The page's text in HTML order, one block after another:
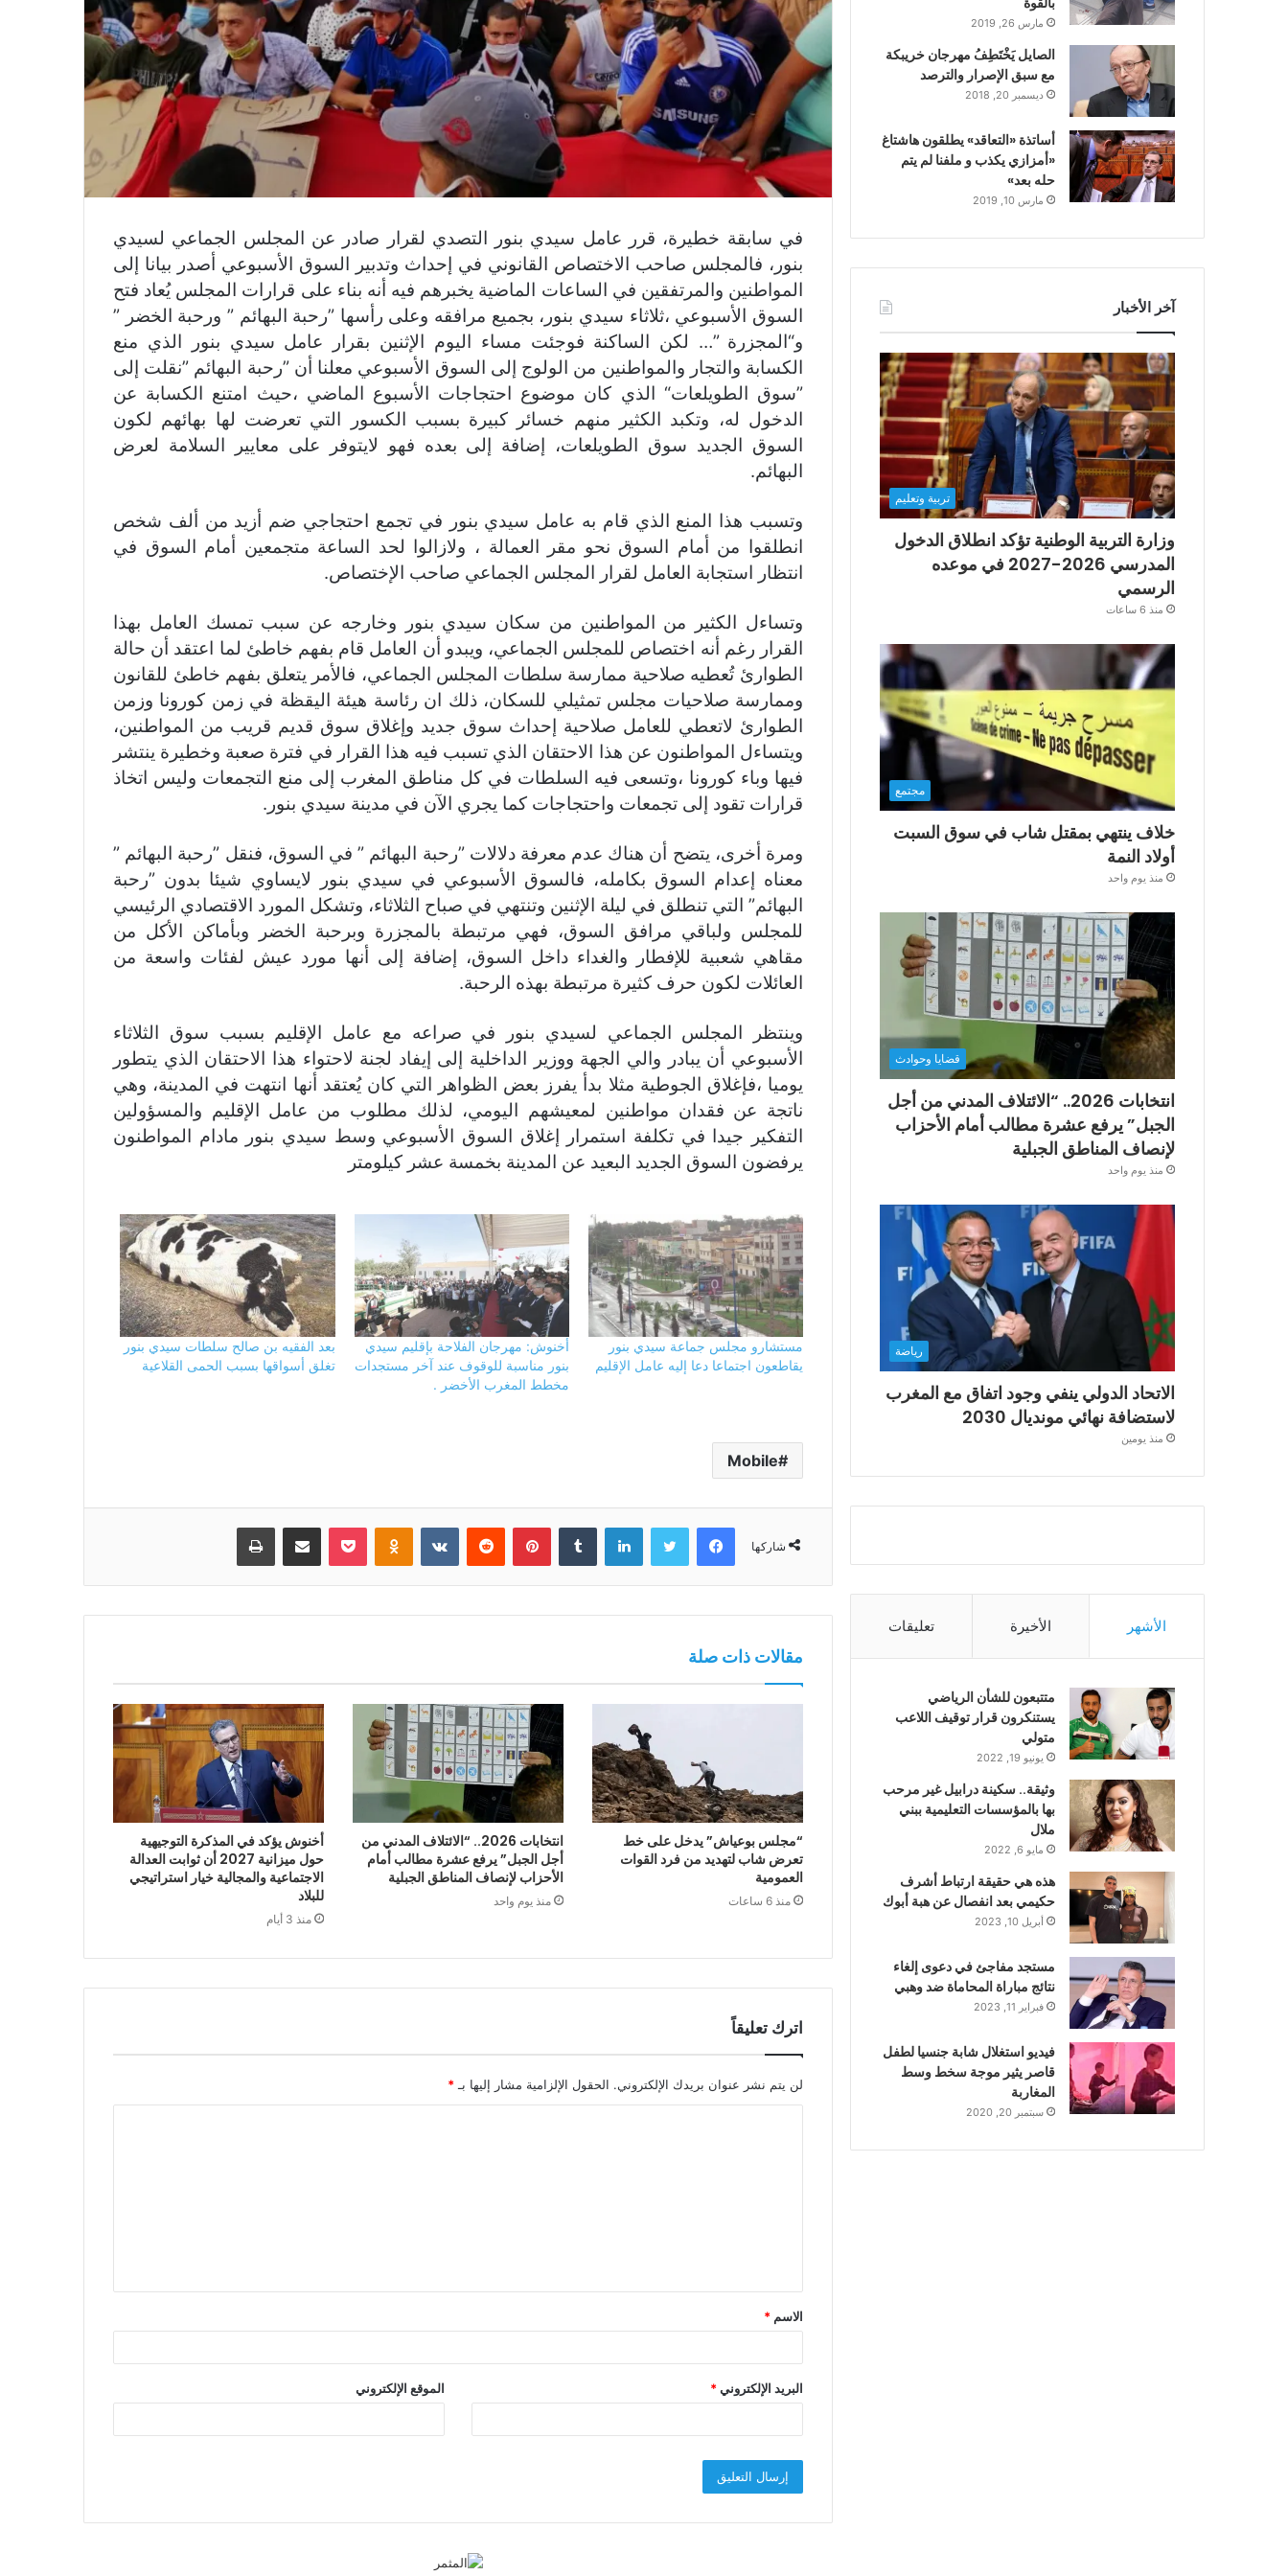
في سابقة خطيرة، قرر عامل سيدي بنور التصدي لقرار صادر عن المجلس الجماعي لسيدي
بنور، فالمجلس صاحب الاختصاص القانوني في إحداث وتدبير السوق الأسبوعي أصدر بيانا إلى
المواطنين والمرتفقين في الساعات الماضية يخبرهم فيه أنه بناء على قرارات المجلس يُعاد فتح
السوق الأسبوعي ،ثلاثاء سيدي بنور، بجميع مرافقه وعلى رأسها ”رحبة البهائم ” ورحبة الخضر ”
و“المجزرة ”… لكن الساكنة فوجئت مساء اليوم الإثنين بقرار عامل سيدي بنور الذي منع
الكسابة والتجار والمواطنين من الولوج إلى السوق الأسبوعي معلنا أن ”رحبة البهائم ”نقلت إلى
”سوق الطويلعات“ الذي كان موضوع احتجاجات الأسبوع الماضي ،حيث امتنع الكسابة عن
الدخول له، وتكبد الكثير منهم خسائر كبيرة بسبب الكسور التي تعرضت لها بهائهم لكون
السوق الجديد سوق الطويلعات، إضافة إلى بعده فهو لايتوفر على معايير السلامة لعرض
البهائم.
وتسبب هذا المنع الذي قام به عامل سيدي بنور في تجمع احتجاجي ضم أزيد من ألف شخص
انطلقوا من أمام السوق نحو مقر العمالة ، ولازالوا لحد الساعة متجمعين أمام السوق في
انتظار استجابة العامل لقرار المجلس الجماعي صاحب الإختصاص.
وتساءل الكثير من المواطنين من سكان سيدي بنور وخارجه عن سبب تمسك العامل بهذا
القرار رغم أنه اختصاص للمجلس الجماعي، ويبدو أن العامل قام بفهم خاطئ لما اعتقد أن حالة
الطوارئ تُعطيه صلاحية ممارسة سلطات المجلس الجماعي، فالأمر يتعلق بفهم خاطئ للقانون
وممارسة صلاحيات مجلس تمثيلي للسكان، ذلك ان رئاسة هيئة اليقظة في زمن كورونا وزمن
الطوارئ لاتعطي للعامل صلاحية إحداث سوق جديد وإغلاق سوق قديم قريب من المواطنين،
ويتساءل المواطنون عن هذا الاحتقان الذي تسبب فيه هذا القرار في فترة صعبة وخطيرة ينتشر
فيها وباء كورونا ،وتسعى فيه السلطات في كل مناطق المغرب إلى منع التجمعات وليس اتخاذ
قرارات تقود إلى تجمعات واحتجاجات كما يجري الآن في مدينة سيدي بنور.
ومرة أخرى، يتضح أن هناك عدم معرفة دلالات ”رحبة البهائم ” في السوق، فنقل ”رحبة البهائم ”
معناه إعدام السوق بكامله، فالسوق الأسبوعي في سيدي بنور لايساوي شيئا بدون ”رحبة
البهائم” التي تنطلق في ليلة الإثنين وتنتهي في صباح الثلاثاء، وتشكل المورد الاقتصادي الرئيسي
للمجلس ولباقي مرافق السوق، فهي مرتبطة بالمجزرة وبرحبة الخضر وبأماكن الأكل من
مقاهي شعبية للإفطار والغداء داخل السوق، إضافة إلى أنها مورد عيش لفئات واسعة من
العائلات لكون حرف كثيرة مرتبطة بهذه الرحبة.
وينتظر المجلس الجماعي لسيدي بنور في صراعه مع عامل الإقليم بسبب سوق الثلاثاء
الأسبوعي أن يبادر والي الجهة ووزير الداخلية إلى إيفاد لجنة لاحتواء هذا الاحتقان الذي يتطور
يوميا ،فإغلاق الجوطية مثلا بدأ يفرز بعض الظواهر التي كان يُعتقد أنها انتهت في المدينة، وهي
ناتجة عن فقدان مواطنين لمعيشهم اليومي، لذلك مطلوب من عامل الإقليم والمسؤولين
التفكير جيدا في تكلفة استمرار إغلاق السوق الأسبوعي وسط سيدي بنور مادام المواطنون
يرفضون السوق الجديد البعيد عن المدينة بخمسة عشر كيلومتر
مستشارو مجلس جماعة سيدي بنور
يقاطعون اجتماعا دعا إليه عامل الإقليم
أخنوش: مهرجان الفلاحة بإقليم سيدي
بنور مناسبة للوقوف عند آخر مستجدات
مخطط المغرب الأخضر .
بعد الفقيه بن صالح سلطات سيدي بنور
تغلق أسواقها بسبب الحمى القلاعية
Mobile
شاركها
فيسبوك تويتر لينكدإن بينتيريست Odnoklassniki
بوكيت مشاركة عبر البريد طباعة
مقالات ذات صلة
“مجلس بوعياش” يدخل على خط
تعرض شاب لتهديد من فرد القوات
العمومية
منذ 6 ساعات
انتخابات 2026.. “الائتلاف المدني من
أجل الجبل” يرفع عشرة مطالب أمام
الأحزاب لإنصاف المناطق الجبلية
منذ يوم واحد
أخنوش يؤكد في المذكرة التوجيهية
حول ميزانية 2027 أن ثوابت العدالة
الاجتماعية والمجالية خيار استراتيجي
للبلاد
منذ 3 أيام
اترك تعليقاً
لن يتم نشر عنوان بريدك الإلكتروني. الحقول الإلزامية مشار إليها بـ*
ق
*
الاسم *
البريد الإلكتروني* الموقع الإلكتروني
مارس 26, 2019
الصايل يَخْتَطِفُ مهرجان خريبكة
مع سبق الإصرار والترصد
ديسمبر 20, 2018
أساتذة «التعاقد» يطلقون هاشتاغ
«أمزازي يكذب و ملفنا لم يتم
حله بعد»
مارس 10, 2019
آخر الأخبار
تربية وتعليم
وزارة التربية الوطنية تؤكد انطلاق الدخول
المدرسي 2026-2027 في موعده
الرسمي
منذ 6 ساعات
مجتمع
خلاف ينتهي بمقتل شاب في سوق السبت
أولاد النمة
منذ يوم واحد
قضايا وحوادث
انتخابات 2026.. “الائتلاف المدني من أجل
الجبل” يرفع عشرة مطالب أمام الأحزاب
لإنصاف المناطق الجبلية
منذ يوم واحد
رياضة
الاتحاد الدولي ينفي وجود اتفاق مع المغرب
لاستضافة نهائي مونديال 2030
منذ يومين
الأشهر الأخيرة تعليقات
متتبعون للشأن الرياضي
يستنكرون قرار توقيف اللاعب
متولي
يونيو 19, 2022
وثيقة.. سكينة درابيل غير مرحب
بها بالمؤسسات التعليمية ببني
ملال
مايو 6, 2022
هذه هي حقيقة ارتباط أشرف
حكيمي بعد انفصال عن هبة أبوك
أبريل 10, 2023
مستجد مفاجئ في دعوى إلغاء
نتائج مباراة المحاماة ضد وهبي
فبراير 11, 2023
فيديو استغلال شابة جنسيا لطفل
قاصر يثير موجة سخط وسط
المغاربة
سبتمبر 20, 2020